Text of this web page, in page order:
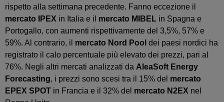
rispetto alla settimana precedente. Fanno eccezione il
mercato IPEX in Italia e il mercato MIBEL in Spagna e
Portogallo, con aumenti rispettivamente del 3,5%, 57% e
59%. Al contrario, il mercato Nord Pool dei paesi nordici ha
registrato il calo percentuale più elevato dei prezzi, pari al
76%. Negli altri mercati analizzati da AleaSoft Energy
Forecasting, i prezzi sono scesi tra il 15% del mercato
EPEX SPOT in Francia e il 32% del mercato N2EX nel